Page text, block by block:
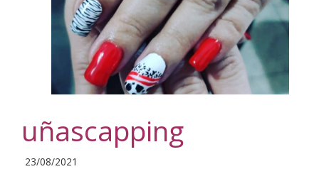
uñascapping
2021-
23/08/2021